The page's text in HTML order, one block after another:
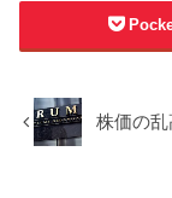
株価の